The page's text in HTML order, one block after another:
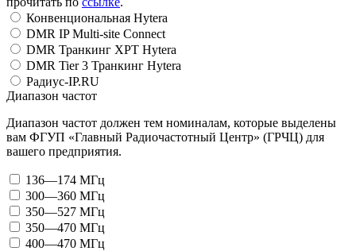
Конвенциональная Hytera
DMR IP Multi-site Connect
DMR Транкинг XPT Hytera
DMR Tier 3 Транкинг Hytera
Радиус-IP.RU
Диапазон частот
Диапазон частот должен тем номиналам, которые выделены
вам ФГУП «Главный Радиочастотный Центр» (ГРЧЦ) для
вашего предприятия.
136—174 МГц
300—360 МГц
350—527 МГц
350—470 МГц
400—470 МГц